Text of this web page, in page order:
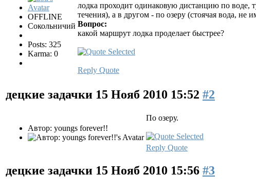
OFFLINE
Сокольничий
Posts: 325
Karma: 0
лодка проходит одинаковую дистанцию по воде,
течения), а в другом - по озеру (стоячая вода, не
Вопрос:
какой маршрут лодка проделает быстрее?
Reply Quote
децкие задачки 15 Нояб 2010 15:52 #2
Автор: youngs forever!!
По озеру.
Reply Quote
децкие задачки 15 Нояб 2010 15:56 #3